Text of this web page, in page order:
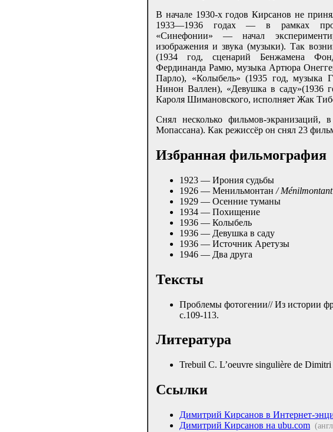
В начале 1930-х годов Кирсанов не
1933—1936 годах — в рамках
«Синефонии» — начал
изображения и звука (музыки). Так
(1934 год, сценарий Бенжамена
Фердинанда Рамю, музыка Артюра
Парло), «Колыбель» (1935 год, музыка
Нинон Валлен), «Девушка в саду»(1936
Кароля Шимановского, исполняет Жак
Снял несколько фильмов-
Мопассана). Как режиссёр он снял 23
Избранная фильмография
1923 — Ирония судьбы
1926 — Менильмонтан / Ménilmontant
1929 — Осенние туманы
1934 — Похищение
1936 — Колыбель
1936 — Девушка в саду
1936 — Источник Аретузы
1946 — Два друга
Тексты
Проблемы фотогении// Из истории
с.109-113.
Литература
Trebuil C. L’oeuvre singulière de
Ссылки
Димитрий Кирсанов в Интернет-
Димитрий Кирсанов на ubu.com